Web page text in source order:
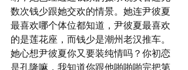
数次钱少跟她交欢的情景。她连尹彼夏
最喜欢哪个体位都知道，尹彼夏最喜欢
的是莲花座，而钱少是潮州老汉推车。
她心想尹彼夏你又要装纯情吗？你初恋